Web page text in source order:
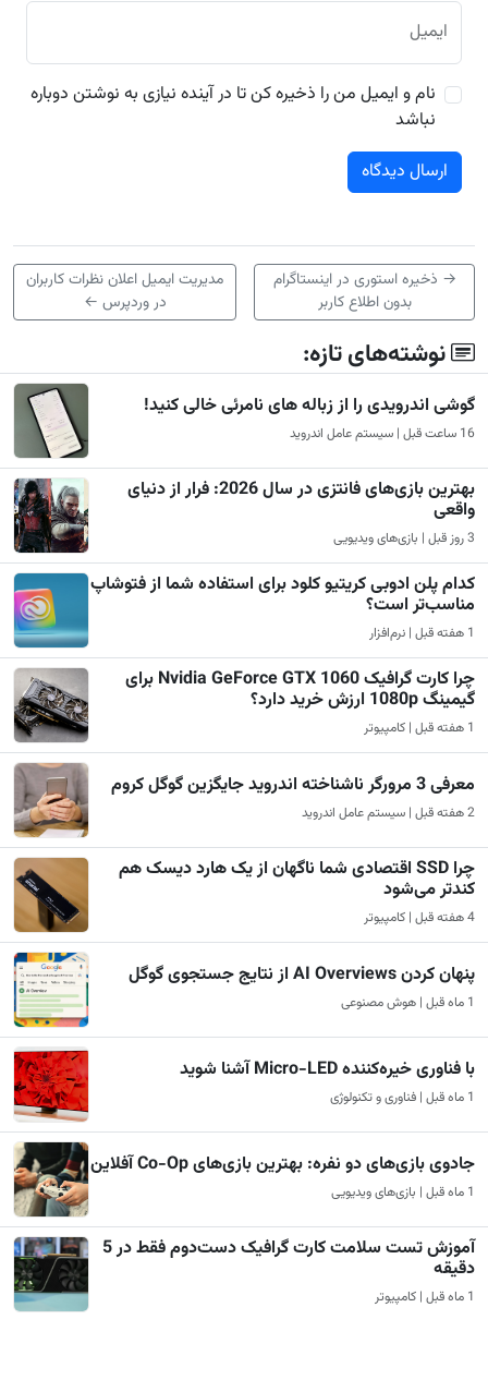
ایمیل
نام و ایمیل من را ذخیره کن تا در آینده نیازی به نوشتن دوباره
نباشد
→ ذخیره استوری در اینستاگرام
بدون اطلاع کاربر
مدیریت ایمیل اعلان نظرات کاربران
در وردپرس ←
نوشته‌های تازه:
گوشی اندرویدی را از زباله های نامرئی خالی کنید!
16 ساعت قبل | سیستم عامل اندروید
بهترین بازی‌های فانتزی در سال 2026: فرار از دنیای
واقعی
3 روز قبل | بازی‌های ویدیویی
کدام پلن ادوبی کریتیو کلود برای استفاده شما از فتوشاپ
مناسب‌تر است؟
1 هفته قبل | نرم‌افزار
چرا کارت گرافیک Nvidia GeForce GTX 1060 برای
گیمینگ 1080p ارزش خرید دارد؟
1 هفته قبل | کامپیوتر
معرفی 3 مرورگر ناشناخته اندروید جایگزین گوگل کروم
2 هفته قبل | سیستم عامل اندروید
چرا SSD اقتصادی شما ناگهان از یک هارد دیسک هم
کندتر می‌شود
4 هفته قبل | کامپیوتر
پنهان کردن AI Overviews از نتایج جستجوی گوگل
1 ماه قبل | هوش مصنوعی
با فناوری خیره‌کننده Micro-LED آشنا شوید
1 ماه قبل | فناوری و تکنولوژی
جادوی بازی‌های دو نفره: بهترین بازی‌های Co-Op آفلاین
1 ماه قبل | بازی‌های ویدیویی
آموزش تست سلامت کارت گرافیک دست‌دوم فقط در 5
دقیقه
1 ماه قبل | کامپیوتر